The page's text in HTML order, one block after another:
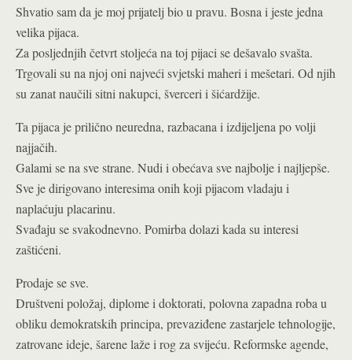
Shvatio sam da je moj prijatelj bio u pravu. Bosna i jeste jedna
velika pijaca.
Za posljednjih četvrt stoljeća na toj pijaci se dešavalo svašta.
Trgovali su na njoj oni najveći svjetski maheri i mešetari. Od njih
su zanat naučili sitni nakupci, šverceri i šićardžije.
Ta pijaca je prilično neuredna, razbacana i izdijeljena po volji
najjačih.
Galami se na sve strane. Nudi i obećava sve najbolje i najljepše.
Sve je dirigovano interesima onih koji pijacom vladaju i
naplaćuju placarinu.
Svađaju se svakodnevno. Pomirba dolazi kada su interesi
zaštićeni.
Prodaje se sve.
Društveni položaj, diplome i doktorati, polovna zapadna roba u
obliku demokratskih principa, prevaziđene zastarjele tehnologije,
zatrovane ideje, šarene laže i rog za svijeću. Reformske agende,